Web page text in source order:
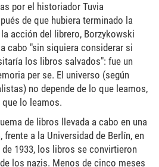
por el historiador Tuvia
de que hubiera terminado la
acción del librero, Borzykowski
cabo "sin siquiera considerar si
los libros salvados": fue un
per se. El universo (según
no depende de lo que leamos,
lo leamos.
de libros llevada a cabo en una
frente a la Universidad de Berlín, en
de 1933, los libros se convirtieron
los nazis. Menos de cinco meses